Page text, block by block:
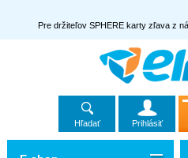
Pre držiteľov SPHERE karty zľava z
Hľadať Prihlásiť